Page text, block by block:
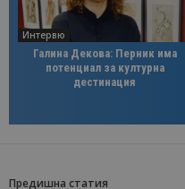
Интервю
Галина Декова: Перник има
потенциал за културна
дестинация
Предишна статия